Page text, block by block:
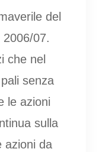
del
07.
che nel
senza
le azioni
sulla
azioni da